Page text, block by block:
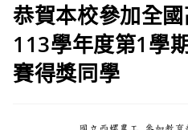
恭賀本校參加全
113學年度第1學
賽得獎同學